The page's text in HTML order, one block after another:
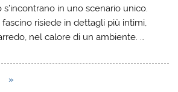
s’incontrano in uno scenario unico.
risiede in dettagli più intimi,
nel calore di un ambiente. …
»